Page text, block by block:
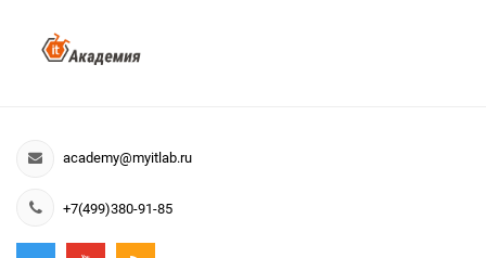
academy@myitlab.ru
+7(499)380-91-85